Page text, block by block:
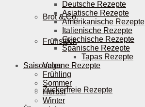
Brot & Co.
Frühstück
Vegane Rezepte
Zuckerfreie Rezepte
Deutsche Rezepte
Asiatische Rezepte
Amerikanische Rezepte
Italienische Rezepte
Griechische Rezepte
Spanische Rezepte
Tapas Rezepte
Saisonales
Frühling
Sommer
Herbst
Winter